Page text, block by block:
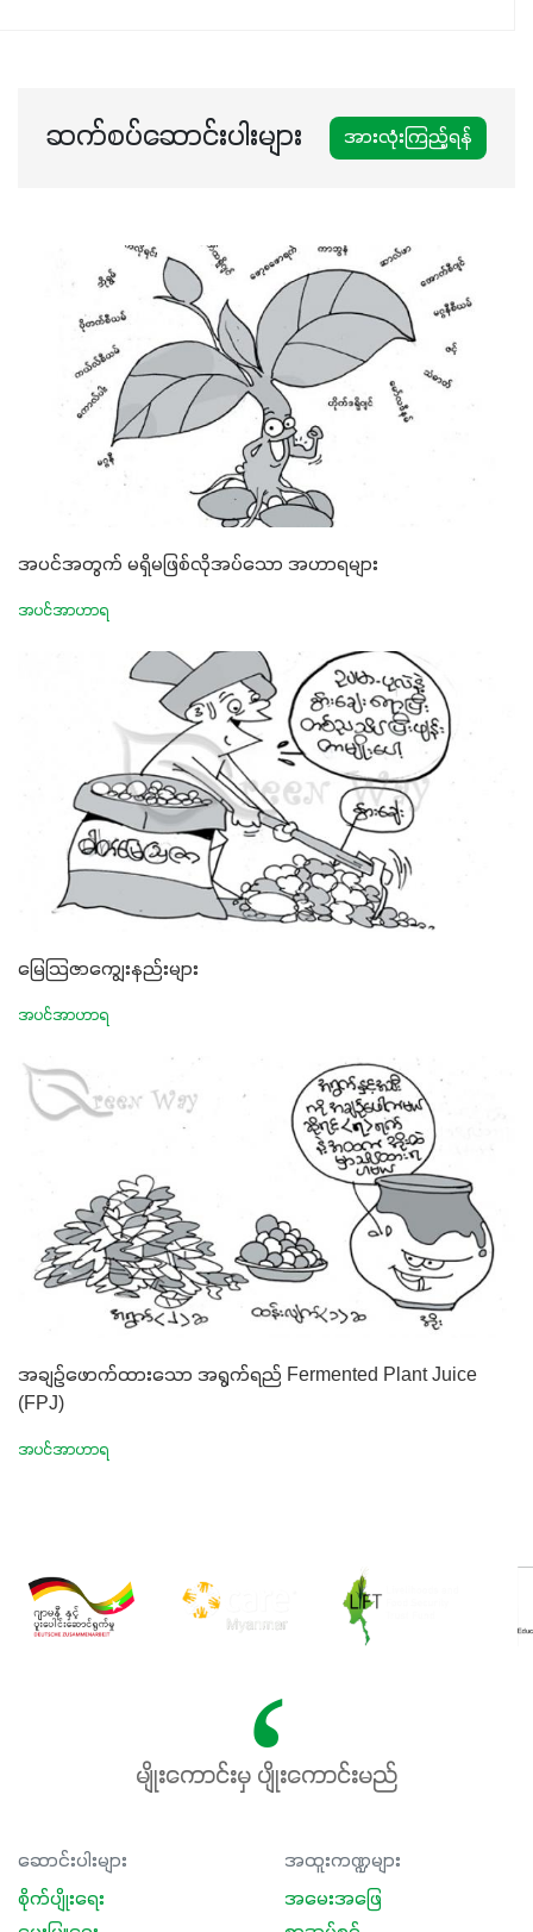
ဆက်စပ်ဆောင်းပါးများ အားလုံးကြည့်ရန်
အပင်အတွက် မရှိမဖြစ်လိုအပ်သော အဟာရများ
အပင်အာဟာရ
မြေသြဇာကျွေးနည်းများ
အပင်အာဟာရ
အချဉ်ဖောက်ထားသော အရွက်ရည် Fermented Plant Juice
(FPJ)
အပင်အာဟာရ
မျိုးကောင်းမှ ပျိုးကောင်းမည်
ဆောင်းပါးများ
စိုက်ပျိုးရေး
အထူးကဏ္ဍများ
အမေးအဖြေ